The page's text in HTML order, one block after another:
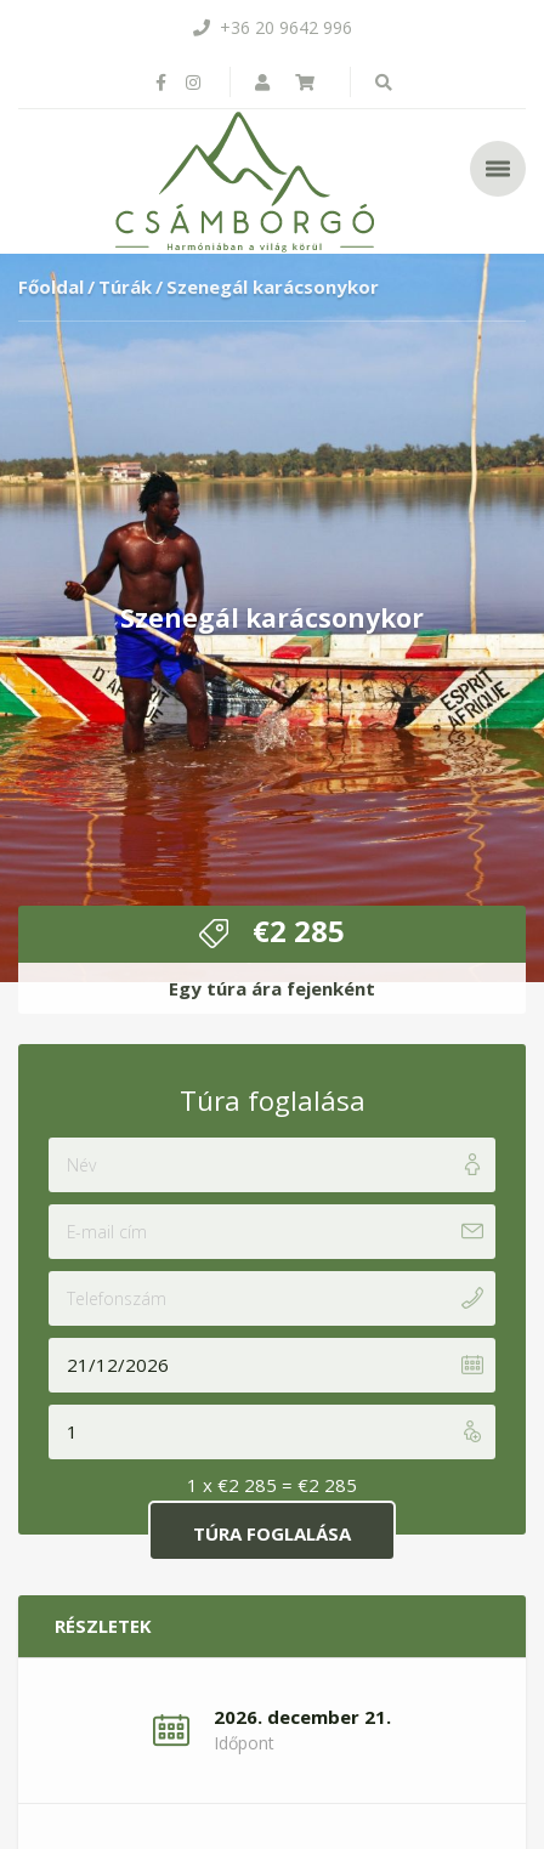
+36 20 9642 996
Főoldal Túrák Szenegál karácsonykor
Szenegál karácsonykor
€2 285
Egy túra ára fejenként
Túra foglalása
1 x €2 285 = €2 285
RÉSZLETEK
2026. december 21.
Időpont